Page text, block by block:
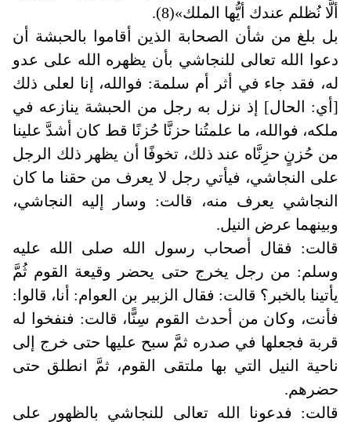
ألَّا نُظلم عندك أيُّها الملك»(8)
.
بل بلغ من شأن الصحابة الذين أقاموا بالحبشة أن
دعوا الله تعالى للنجاشي بأن يظهره الله على عدو
له، فقد جاء في أثر أم سلمة: فوالله، إنا لعلى ذلك
[أي: الحال] إذ نزل به رجل من الحبشة ينازعه في
ملكه، فوالله، ما علمتُنا حزنَّا حُزنًا قط كان أشدَّ علينا
من حُزنٍ حزِنَّاه عند ذلك، تخوفًا أن يظهر ذلك الرجل
على النجاشي، فيأتي رجل لا يعرف من حقنا ما كان
النجاشي يعرف منه، قالت: وسار إليه النجاشي،
وبينهما عرض النيل.
قالت: فقال أصحاب رسول الله صلى الله عليه
وسلم: من رجل يخرج حتى يحضر وقيعة القوم ثُمَّ
يأتينا بالخبر؟ قالت: فقال الزبير بن العوام: أنا، قالوا:
فأنت، وكان من أحدث القوم سِنًّا، قالت: فنفخوا له
قربة فجعلها في صدره ثمَّ سبح عليها حتى خرج إلى
ناحية النيل التي بها ملتقى القوم، ثمَّ انطلق حتى
حضرهم.
قالت: فدعونا الله تعالى للنجاشي بالظهور على